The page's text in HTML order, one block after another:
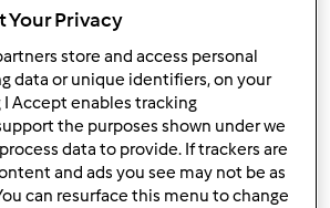
Your Privacy
store and access personal
data or unique identifiers, on your
Accept enables tracking
the purposes shown under we
data to provide. If trackers are
and ads you see may not be as
can resurface this menu to change